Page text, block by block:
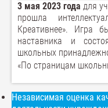
3 мая 2023 года для
прошла
Креативнее». Игра
наставника и
школьных
«По страницам
Независимая оценка